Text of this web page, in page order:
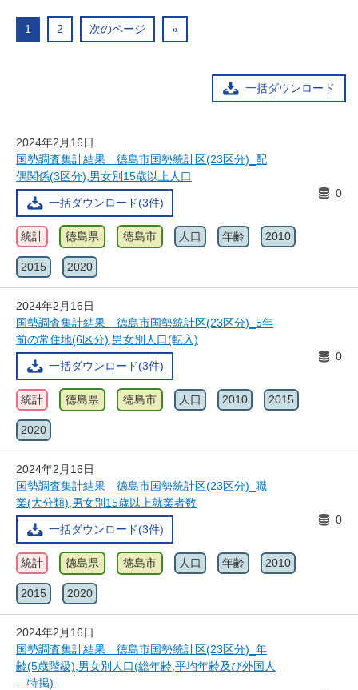
1 2 次のページ »
一括ダウンロード
2024年2月16日
国勢調査集計結果 徳島市国勢統計区(23区分)_配
偶関係(3区分),男女別15歳以上人口
一括ダウンロード(3件)
0
統計 徳島県 徳島市 人口 年齢 2010
2015 2020
2024年2月16日
国勢調査集計結果 徳島市国勢統計区(23区分)_5年
前の常住地(6区分),男女別人口(転入)
一括ダウンロード(3件)
0
統計 徳島県 徳島市 人口 2010 2015
2020
2024年2月16日
国勢調査集計結果 徳島市国勢統計区(23区分)_職
業(大分類),男女別15歳以上就業者数
一括ダウンロード(3件)
0
統計 徳島県 徳島市 人口 年齢 2010
2015 2020
2024年2月16日
国勢調査集計結果 徳島市国勢統計区(23区分)_年
齢(5歳階級),男女別人口(総年齢,平均年齢及び外国人
―特掲)